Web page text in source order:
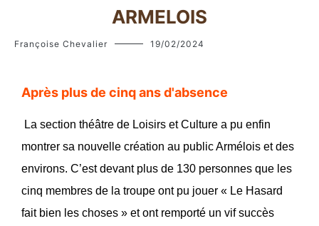
ARMELOIS
Françoise Chevalier 19/02/2024
Après plus de cinq ans d'absence
La section théâtre de Loisirs et Culture a pu enfin
montrer sa nouvelle création au public Armélois et des
environs. C’est devant plus de 130 personnes que les
cinq membres de la troupe ont pu jouer « Le Hasard
fait bien les choses » et ont remporté un vif succès